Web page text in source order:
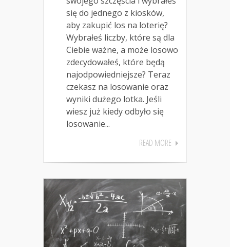
się do jednego z kiosków,
aby zakupić los na loterię?
Wybrałeś liczby, które są dla
Ciebie ważne, a może losowo
zdecydowałeś, które będą
najodpowiedniejsze? Teraz
czekasz na losowanie oraz
wyniki dużego lotka. Jeśli
wiesz już kiedy odbyło się
losowanie...
READ MORE